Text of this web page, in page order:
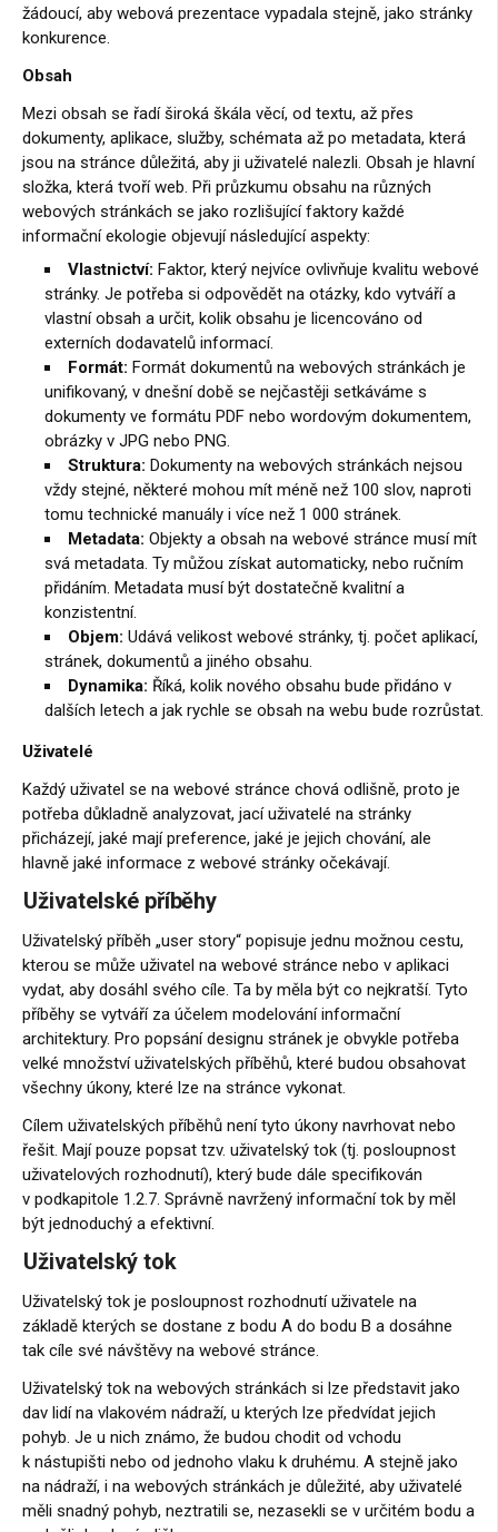
žádoucí, aby webová prezentace vypadala stejně, jako stránky
konkurence.
Obsah
Mezi obsah se řadí široká škála věcí, od textu, až přes
dokumenty, aplikace, služby, schémata až po metadata, která
jsou na stránce důležitá, aby ji uživatelé nalezli. Obsah je hlavní
složka, která tvoří web. Při průzkumu obsahu na různých
webových stránkách se jako rozlišující faktory každé
informační ekologie objevují následující aspekty:
Vlastnictví: Faktor, který nejvíce ovlivňuje kvalitu webové
stránky. Je potřeba si odpovědět na otázky, kdo vytváří a
vlastní obsah a určit, kolik obsahu je licencováno od
externích dodavatelů informací.
Formát: Formát dokumentů na webových stránkách je
unifikovaný, v dnešní době se nejčastěji setkáváme s
dokumenty ve formátu PDF nebo wordovým dokumentem,
obrázky v JPG nebo PNG.
Struktura: Dokumenty na webových stránkách nejsou
vždy stejné, některé mohou mít méně než 100 slov, naproti
tomu technické manuály i více než 1 000 stránek.
Metadata: Objekty a obsah na webové stránce musí mít
svá metadata. Ty můžou získat automaticky, nebo ručním
přidáním. Metadata musí být dostatečně kvalitní a
konzistentní.
Objem: Udává velikost webové stránky, tj. počet aplikací,
stránek, dokumentů a jiného obsahu.
Dynamika: Říká, kolik nového obsahu bude přidáno v
dalších letech a jak rychle se obsah na webu bude rozrůstat.
Uživatelé
Každý uživatel se na webové stránce chová odlišně, proto je
potřeba důkladně analyzovat, jací uživatelé na stránky
přicházejí, jaké mají preference, jaké je jejich chování, ale
hlavně jaké informace z webové stránky očekávají.
Uživatelské příběhy
Uživatelský příběh „user story“ popisuje jednu možnou cestu,
kterou se může uživatel na webové stránce nebo v aplikaci
vydat, aby dosáhl svého cíle. Ta by měla být co nejkratší. Tyto
příběhy se vytváří za účelem modelování informační
architektury. Pro popsání designu stránek je obvykle potřeba
velké množství uživatelských příběhů, které budou obsahovat
všechny úkony, které lze na stránce vykonat.
Cílem uživatelských příběhů není tyto úkony navrhovat nebo
řešit. Mají pouze popsat tzv. uživatelský tok (tj. posloupnost
uživatelových rozhodnutí), který bude dále specifikován
v podkapitole 1.2.7. Správně navržený informační tok by měl
být jednoduchý a efektivní.
Uživatelský tok
Uživatelský tok je posloupnost rozhodnutí uživatele na
základě kterých se dostane z bodu A do bodu B a dosáhne
tak cíle své návštěvy na webové stránce.
Uživatelský tok na webových stránkách si lze představit jako
dav lidí na vlakovém nádraží, u kterých lze předvídat jejich
pohyb. Je u nich známo, že budou chodit od vchodu
k nástupišti nebo od jednoho vlaku k druhému. A stejně jako
na nádraží, i na webových stránkách je důležité, aby uživatelé
měli snadný pohyb, neztratili se, nezasekli se v určitém bodu a